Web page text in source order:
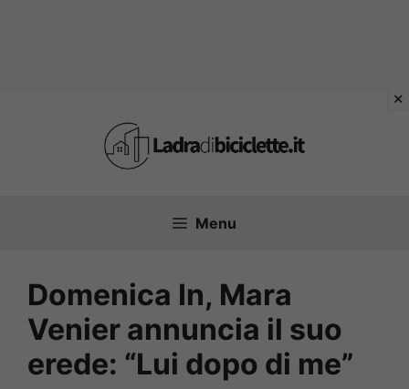
Menu
Domenica In, Mara
Venier annuncia il suo
erede: “Lui dopo di me”